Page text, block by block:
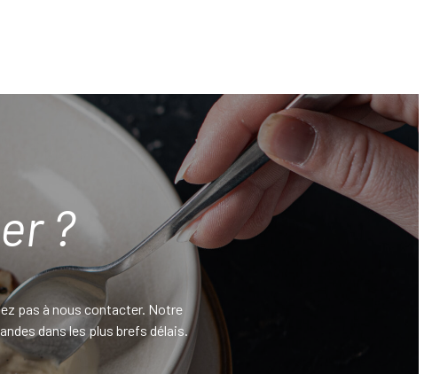
?
pas à nous contacter. Notre
dans les plus brefs délais.